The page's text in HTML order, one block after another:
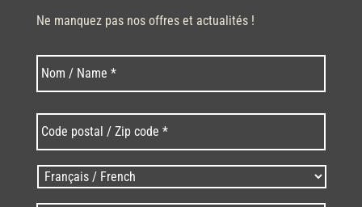
Ne manquez pas nos offres et actualités !
Nom * Nom
postal
/
Zip
code
* *
Langues
/